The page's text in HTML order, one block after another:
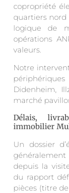
copropriété
quartiers nord
logique de
opérations
valeurs.
Notre
Didenheim,
marché
Délais,
immobilier
Un dossier
depuis la
du rapport
pièces (titre